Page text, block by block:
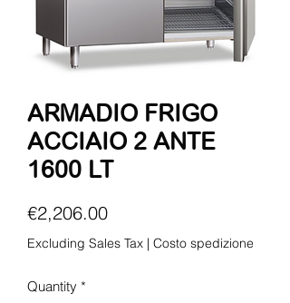
ARMADIO FRIGO
ACCIAIO 2 ANTE
1600 LT
€2,206.00Price
Excluding Sales Tax | Costo spedizione
Quantity *